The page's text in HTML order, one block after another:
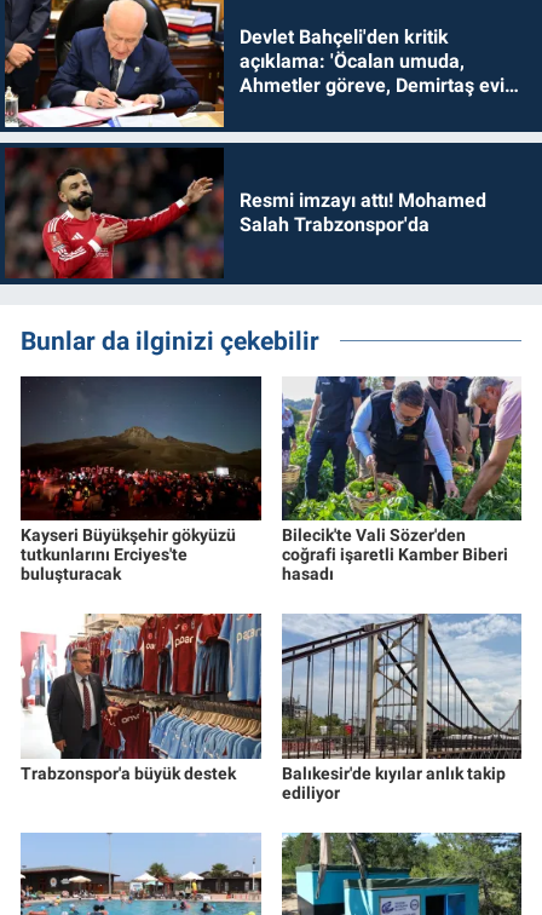
Devlet Bahçeli'den kritik
açıklama: 'Öcalan umuda,
Ahmetler göreve, Demirtaş evine
Resmi imzayı attı! Mohamed
Salah Trabzonspor'da
Bunlar da ilginizi çekebilir
Kayseri Büyükşehir gökyüzü
tutkunlarını Erciyes'te
buluşturacak
Bilecik'te Vali Sözer'den
coğrafi işaretli Kamber Biberi
hasadı
Trabzonspor'a büyük destek
Balıkesir'de kıyılar anlık takip
ediliyor